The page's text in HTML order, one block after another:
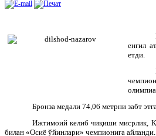
енгил
етди
Бронза медали 74,06 метрни забт
Ижтимоий келиб чиқиши мисрлик,
билан «Осиё ўйинлари» чемпионига айланди.